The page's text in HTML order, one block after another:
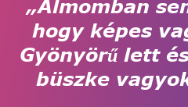
„Álmomban
hogy képes
Gyönyörű lett
büszke